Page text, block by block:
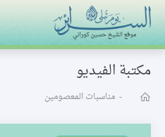
البث المباشر
مكتبة الفيديو
- مناسبات المعصومين